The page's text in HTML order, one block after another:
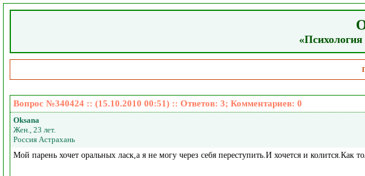
Вопрос №340424 :: (15.10.2010 00:51) :: Ответов: 3; Комментариев: 0
Oksana
Жен., 23 лет.
Россия Астрахань
Мой парень хочет оральных ласк,а я не могу через себя переступить.И хочется и колится.Как